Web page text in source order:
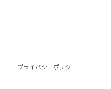
プライバシーポリシー